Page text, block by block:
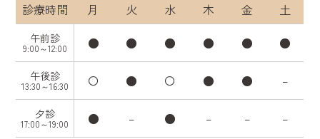
診療時間 月 火 水 木 金 土
午前診
9:00～12:00 ● ● ● ● ● ●
午後診
13:30～16:30 〇 ● 〇 ● ● –
夕診
17:00～19:00 ● – ● – – –